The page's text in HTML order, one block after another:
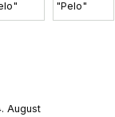
August